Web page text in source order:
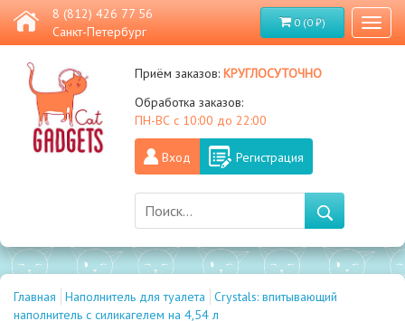
8 (812) 426 77 56
Санкт-Петербург
0 (0 ₽)
Приём заказов:круглосуточно
Обработка заказов:
ПН-ВС с 10:00 до 22:00
Вход Регистрация
Главная Наполнитель для туалета
Crystals: впитывающий
наполнитель с силикагелем на 4,54 л